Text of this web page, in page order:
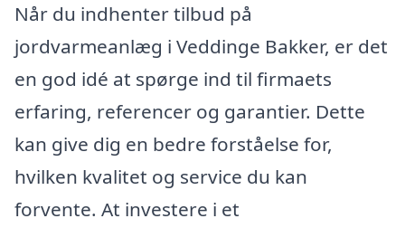
Når du indhenter tilbud på
jordvarmeanlæg i Veddinge Bakker, er det
en god idé at spørge ind til firmaets
erfaring, referencer og garantier. Dette
kan give dig en bedre forståelse for,
hvilken kvalitet og service du kan
forvente. At investere i et